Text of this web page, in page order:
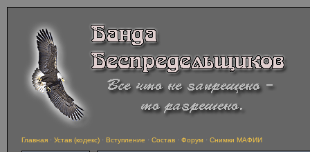
Главная · Устав (кодекс) · Вступление · Состав · Форум · Снимки МАФИИ